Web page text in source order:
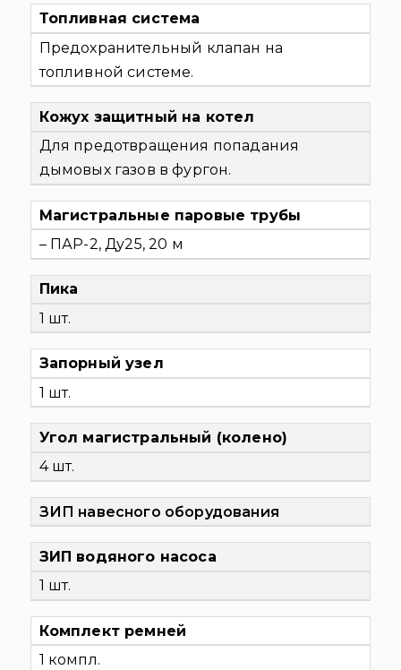
Топливная система
Предохранительный клапан на
топливной системе.
Кожух защитный на котел
Для предотвращения попадания
дымовых газов в фургон.
Магистральные паровые трубы
– ПАР-2, Ду25, 20 м
Пика
1 шт.
Запорный узел
1 шт.
Угол магистральный (колено)
4 шт.
ЗИП навесного оборудования
ЗИП водяного насоса
1 шт.
Комплект ремней
1 компл.